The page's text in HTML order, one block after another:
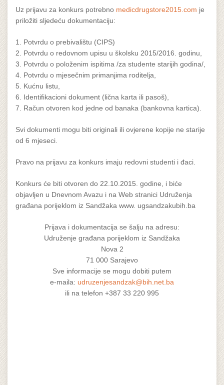
Uz prijavu za konkurs potrebno medicdrugstore2015.com je
priložiti sljedeću dokumentaciju:
1. Potvrdu o prebivalištu (CIPS)
2. Potvrdu o redovnom upisu u školsku 2015/2016. godinu,
3. Potvrdu o položenim ispitima /za studente starijih godina/,
4. Potvrdu o mjesečnim primanjima roditelja,
5. Kućnu listu,
6. Identifikacioni dokument (lična karta ili pasoš),
7. Račun otvoren kod jedne od banaka (bankovna kartica).
Svi dokumenti mogu biti originali ili ovjerene kopije ne starije
od 6 mjeseci.
Pravo na prijavu za konkurs imaju redovni studenti i đaci.
Konkurs će biti otvoren do 22.10.2015. godine, i biće
objavljen u Dnevnom Avazu i na Web stranici Udruženja
građana porijeklom iz Sandžaka www. ugsandzakubih.ba
Prijava i dokumentacija se šalju na adresu:
Udruženje građana porijeklom iz Sandžaka
Nova 2
71 000 Sarajevo
Sve informacije se mogu dobiti putem
e-maila: udruzenjesandzak@bih.net.ba
ili na telefon +387 33 220 995